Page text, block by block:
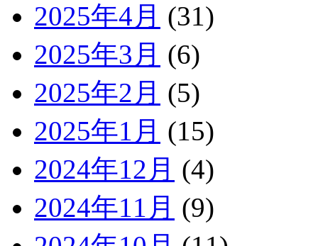
2025年4月 (31)
2025年3月 (6)
2025年2月 (5)
2025年1月 (15)
2024年12月 (4)
2024年11月 (9)